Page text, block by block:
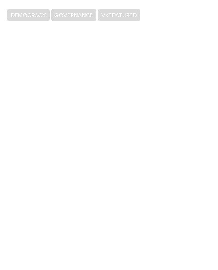
DEMOCRACY GOVERNANCE VKFEATURED